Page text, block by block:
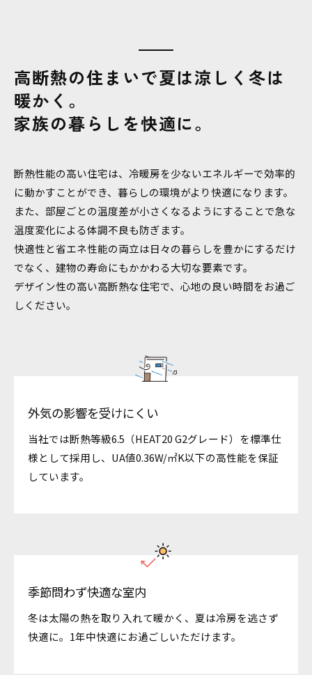
高断熱の住まいで夏は涼しく冬は
暖かく。
家族の暮らしを快適に。
断熱性能の高い住宅は、冷暖房を少ないエネルギーで効率的
に動かすことができ、暮らしの環境がより快適になります。
また、部屋ごとの温度差が小さくなるようにすることで急な
温度変化による体調不良も防ぎます。
快適性と省エネ性能の両立は日々の暮らしを豊かにするだけ
でなく、建物の寿命にもかかわる大切な要素です。
デザイン性の高い高断熱な住宅で、心地の良い時間をお過ご
しください。
外気の影響を受けにくい
当社では断熱等級6.5（HEAT20 G2グレード）を標準仕
様として採用し、UA値0.36W/㎡K以下の高性能を保証
しています。
季節問わず快適な室内
冬は太陽の熱を取り入れて暖かく、夏は冷房を逃さず
快適に。1年中快適にお過ごしいただけます。